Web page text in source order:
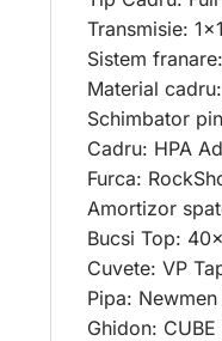
Transmisie:
Sistem
Material
Schimbator
Cadru: HPA
Furca:
Amortizor
Bucsi Top:
Cuvete: VP
Pipa:
Ghidon: